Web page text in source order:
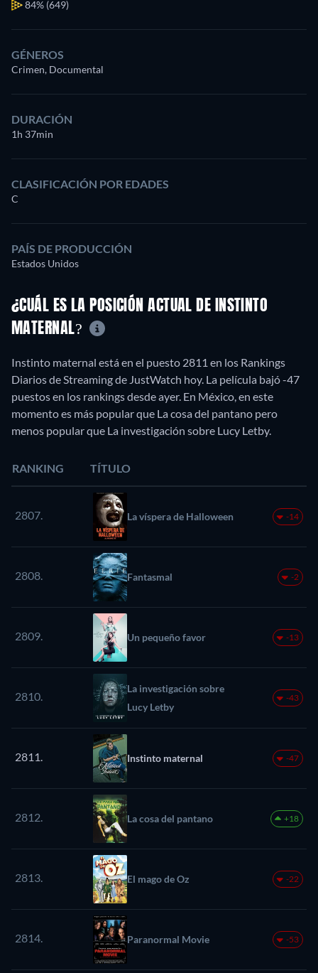
84% (649)
GÉNEROS
Crimen, Documental
DURACIÓN
1h 37min
CLASIFICACIÓN POR EDADES
C
PAÍS DE PRODUCCIÓN
Estados Unidos
¿CUÁL ES LA POSICIÓN ACTUAL DE INSTINTO
MATERNAL?
Instinto maternal está en el puesto 2811 en los Rankings
Diarios de Streaming de JustWatch hoy. La película bajó -47
puestos en los rankings desde ayer. En México, en este
momento es más popular que La cosa del pantano pero
menos popular que La investigación sobre Lucy Letby.
RANKING TÍTULO
2807. La víspera de Halloween -14
2808. Fantasmal -2
2809. Un pequeño favor -13
2810.
La investigación sobre
Lucy Letby
-43
2811. Instinto maternal -47
2812. La cosa del pantano +18
2813. El mago de Oz -22
2814. Paranormal Movie -53